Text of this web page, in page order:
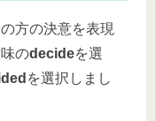
方の決意を表現
のdecideを選
を選択しまし